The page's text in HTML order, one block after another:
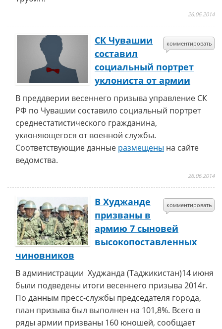
26.06.2014
комментировать
СК Чувашии
составил
социальный портрет
уклониста от армии
В преддверии весеннего призыва управление СК
РФ по Чувашии составило социальный портрет
среднестатистического гражданина,
уклоняющегося от военной службы.
Соответствующие данные размещены на сайте
ведомства.
26.06.2014
комментировать
В Худжанде
призваны в
армию 7 сыновей
высокопоставленных
чиновников
В администрации Худжанда (Таджикистан)14 июня
были подведены итоги весеннего призыва 2014г.
По данным пресс-службы председателя города,
план призыва был выполнен на 101,8%. Всего в
ряды армии призваны 160 юношей, сообщает